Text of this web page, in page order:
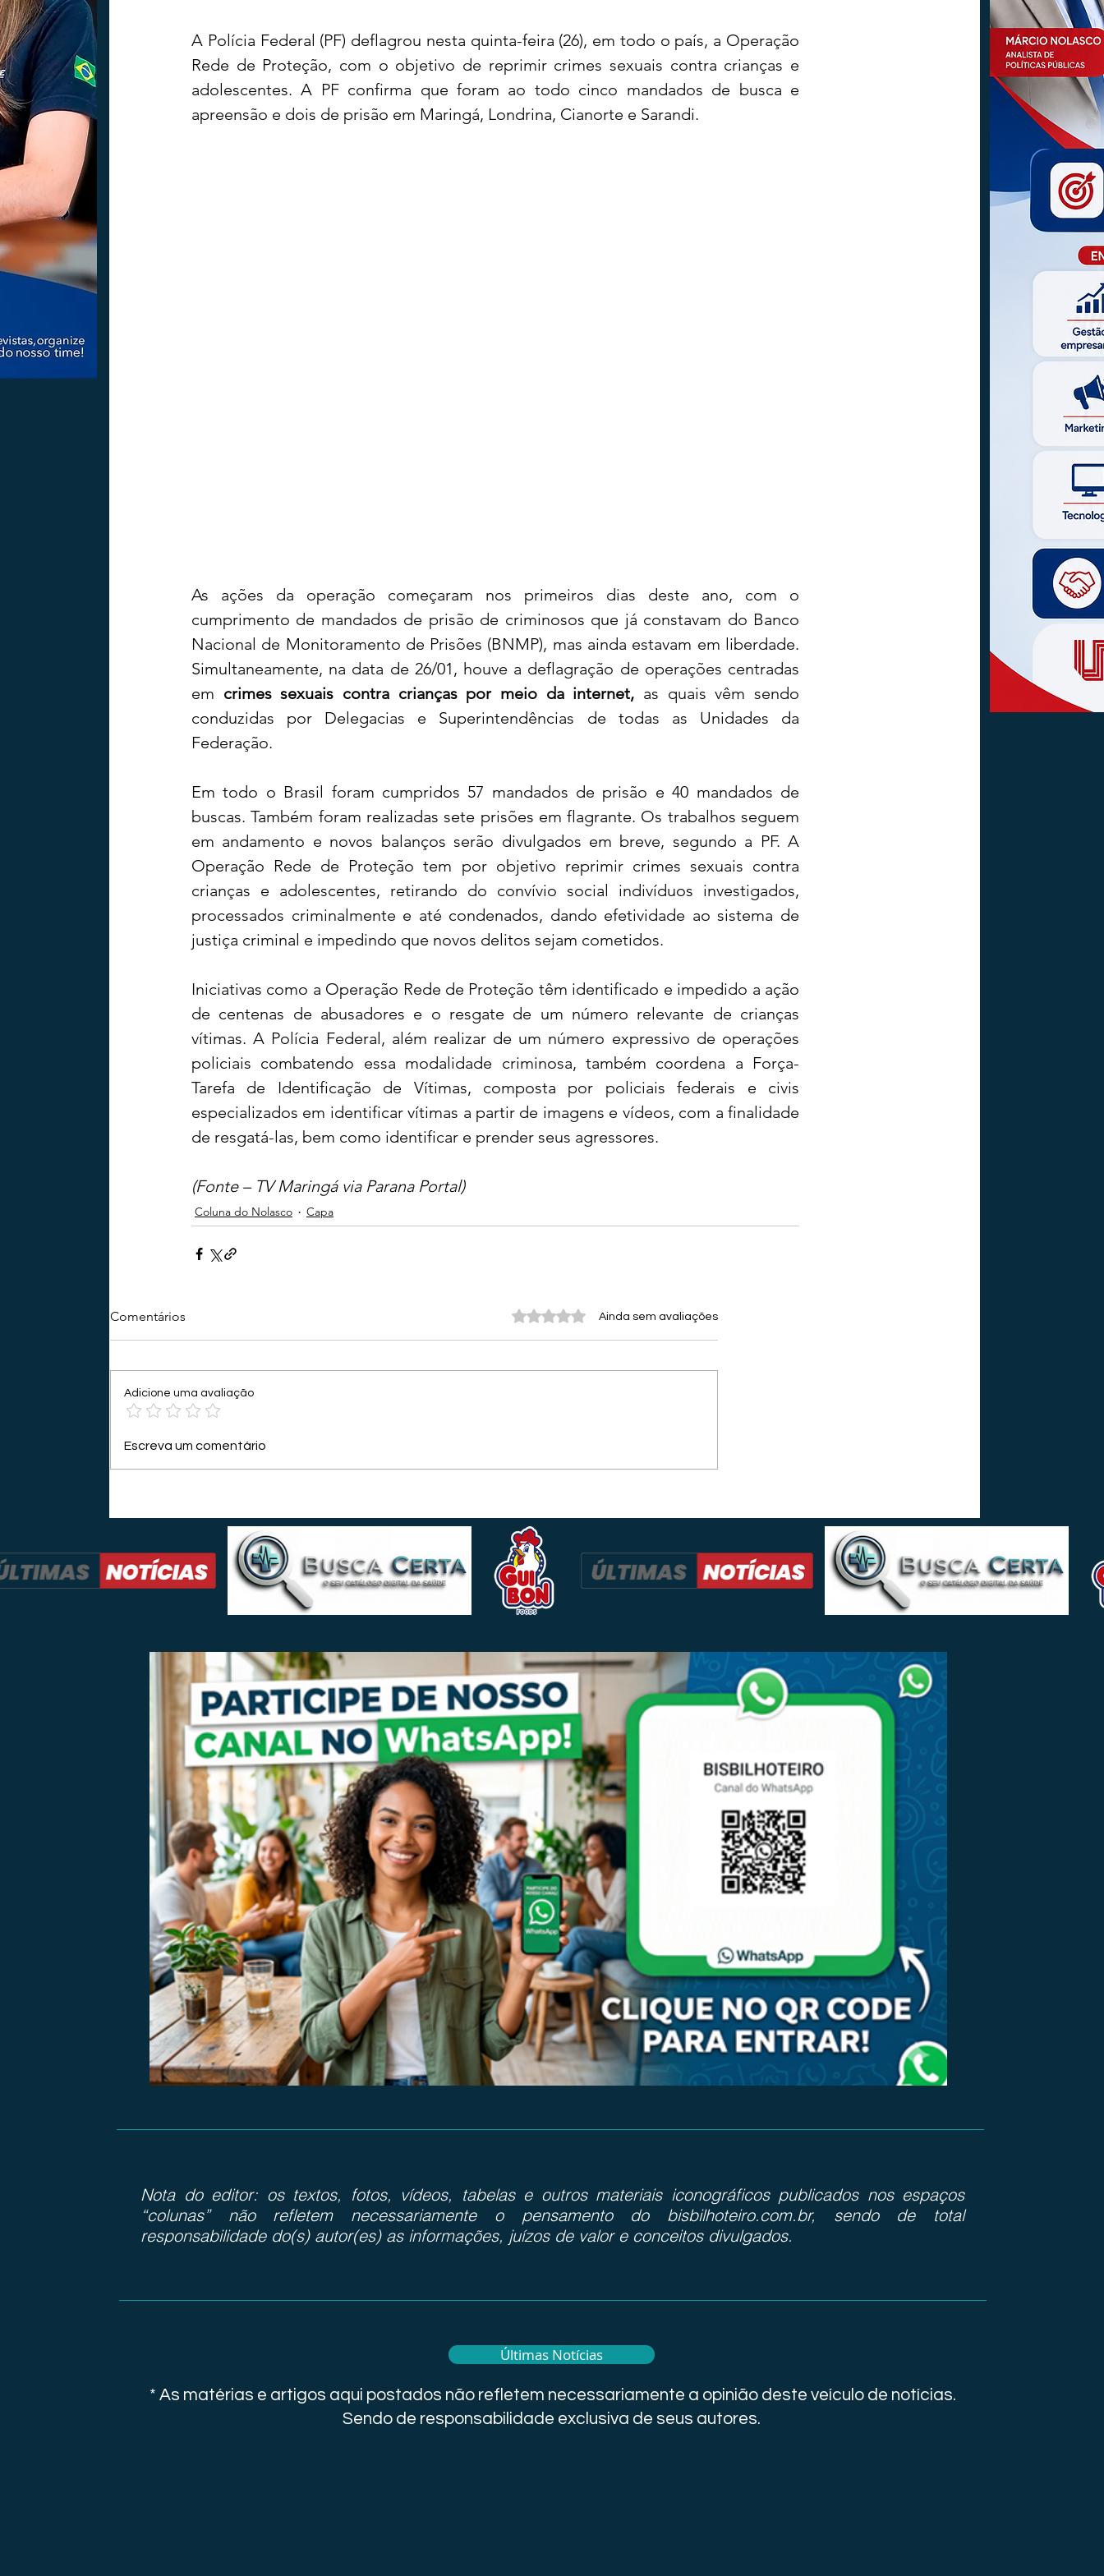
Tecnologia Nacional Internacional Justiça Fama-Celebridades
Coluna Beto Nabhan Vinhos com Bruxo Eventos Climáticos Bisbi Cristão
A Polícia Federal (PF) deflagrou nesta quinta-feira (26), em todo o país, a Operação
Rede de Proteção, com o objetivo de reprimir crimes sexuais contra crianças e
adolescentes. A PF confirma que foram ao todo cinco mandados de busca e
apreensão e dois de prisão em Maringá, Londrina, Cianorte e Sarandi.
As ações da operação começaram nos primeiros dias deste ano, com o
cumprimento de mandados de prisão de criminosos que já constavam do Banco
Nacional de Monitoramento de Prisões (BNMP), mas ainda estavam em liberdade.
Simultaneamente, na data de 26/01, houve a deflagração de operações centradas
em crimes sexuais contra crianças por meio da internet, as quais vêm sendo
conduzidas por Delegacias e Superintendências de todas as Unidades da
Federação.
Em todo o Brasil foram cumpridos 57 mandados de prisão e 40 mandados de
buscas. Também foram realizadas sete prisões em flagrante. Os trabalhos seguem
em andamento e novos balanços serão divulgados em breve, segundo a PF. A
Operação Rede de Proteção tem por objetivo reprimir crimes sexuais contra
crianças e adolescentes, retirando do convívio social indivíduos investigados,
processados criminalmente e até condenados, dando efetividade ao sistema de
justiça criminal e impedindo que novos delitos sejam cometidos.
Iniciativas como a Operação Rede de Proteção têm identificado e impedido a ação
de centenas de abusadores e o resgate de um número relevante de crianças
vítimas. A Polícia Federal, além realizar de um número expressivo de operações
policiais combatendo essa modalidade criminosa, também coordena a Força-
Tarefa de Identificação de Vítimas, composta por policiais federais e civis
especializados em identificar vítimas a partir de imagens e vídeos, com a finalidade
de resgatá-las, bem como identificar e prender seus agressores.
(Fonte – TV Maringá via Parana Portal)
Coluna do Nolasco Capa
Comentários Avaliado com 0 de 5 estrelas.
Ainda sem avaliações
Adicione uma avaliação
Escreva um comentário
Nota do editor: os textos, fotos, vídeos, tabelas e outros materiais iconográficos publicados nos espaços
“colunas” não refletem necessariamente o pensamento do bisbilhoteiro.com.br, sendo de total
responsabilidade do(s) autor(es) as informações, juízos de valor e conceitos divulgados.
Últimas Notícias
* As matérias e artigos aqui postados não refletem necessariamente a opinião deste veículo de notícias.
Sendo de responsabilidade exclusiva de seus autores.